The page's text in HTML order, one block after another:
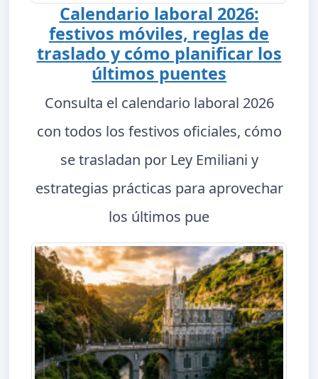
Calendario laboral 2026:
festivos móviles, reglas de
traslado y cómo planificar los
últimos puentes
Consulta el calendario laboral 2026
con todos los festivos oficiales, cómo
se trasladan por Ley Emiliani y
estrategias prácticas para aprovechar
los últimos pue